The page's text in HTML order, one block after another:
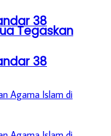
38
Tegaskan
38